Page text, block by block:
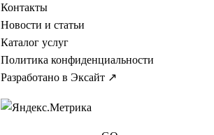
Контакты
Новости и статьи
Каталог услуг
Политика конфиденциальности
Разработано в Эксайт ↗